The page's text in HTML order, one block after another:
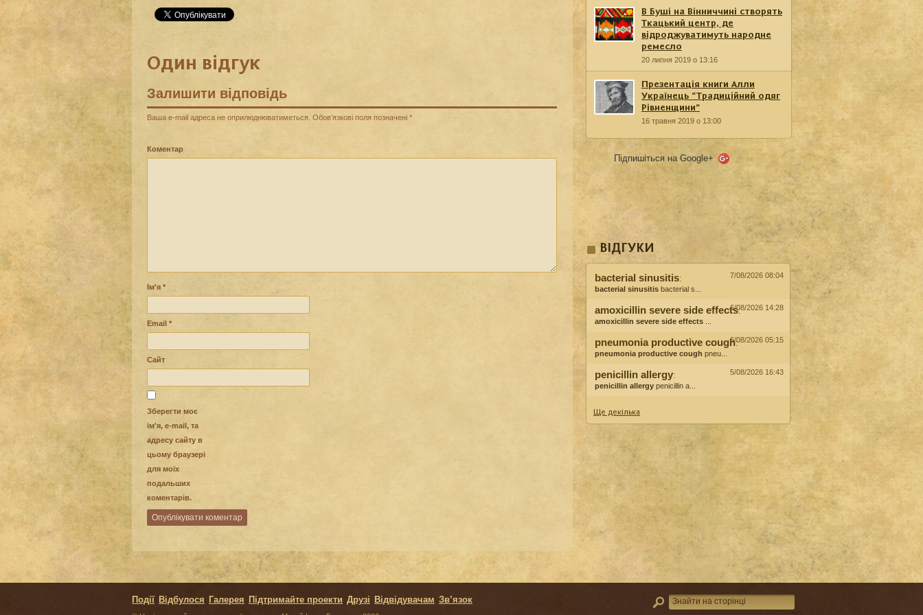
Один відгук
Залишити відповідь
Ваша e-mail адреса не оприлюднюватиметься. Обов’язкові поля позначені *
Коментар
Ім'я *
Email *
Сайт
Зберегти моє
ім'я, e-mail, та
адресу сайту в
цьому браузері
для моїх
подальших
коментарів.
В Буші на Вінниччині створять
Ткацький центр, де
відроджуватимуть народне
ремесло
20 липня 2019 о 13:16
Презентація книги Алли
Українець “Традиційний одяг
Рівненщини”
16 травня 2019 о 13:00
Підпишіться на Google+
ВІДГУКИ
bacterial sinusitis:
bacterial sinusitis bacterial s...
7/08/2026 08:04
amoxicillin severe side effects:
amoxicillin severe side effects
6/08/2026 14:28
pneumonia productive cough:
pneumonia productive cough pneu...
6/08/2026 05:15
penicillin allergy:
penicillin allergy penicillin a...
5/08/2026 16:43
Ще декілька
Події Відбулося Галерея Підтримайте проекти Друзі Відвідувачам Зв’язок